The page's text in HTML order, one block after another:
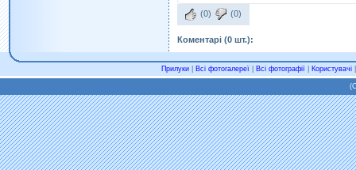
(0) (0)
Коментарі (0 шт.):
Прилуки| Всі фотогалереї| Всі фотографії| Користувачі